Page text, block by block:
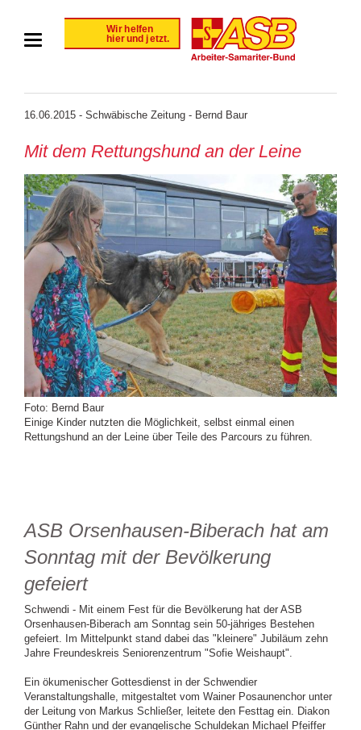
16.06.2015 - Schwäbische Zeitung - Bernd Baur
Mit dem Ret­tungs­hund an der Lei­ne
Foto: Bernd Baur
Einige Kinder nutzten die Möglichkeit, selbst einmal einen
Rettungshund an der Leine über Teile des Parcours zu führen.
ASB Orsenhausen-Biberach hat am
Sonntag mit der Bevölkerung
gefeiert
Schwendi - Mit einem Fest für die Bevölkerung hat der ASB
Orsenhausen-Biberach am Sonntag sein 50-jähriges Bestehen
gefeiert. Im Mittelpunkt stand dabei das "kleinere" Jubiläum zehn
Jahre Freundeskreis Seniorenzentrum "Sofie Weishaupt".
Ein ökumenischer Gottesdienst in der Schwendier
Veranstaltungshalle, mitgestaltet vom Wainer Posaunenchor unter
der Leitung von Markus Schließer, leitete den Festtag ein. Diakon
Günther Rahn und der evangelische Schuldekan Michael Pfeiffer